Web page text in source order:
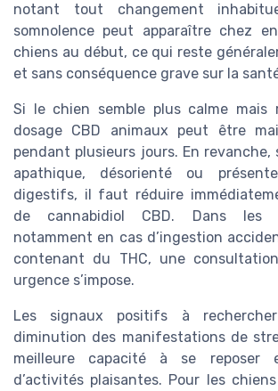
notant tout changement
somnolence peut apparaître chez
chiens au début, ce qui reste
et sans conséquence grave sur la
Si le chien semble plus calme mais
dosage CBD animaux peut être
pendant plusieurs jours. En revanche,
apathique, désorienté ou
digestifs, il faut réduire
de cannabidiol CBD. Dans les
notamment en cas d’ingestion
contenant du THC, une
urgence s’impose.
Les signaux positifs à
diminution des manifestations de
meilleure capacité à se reposer
d’activités plaisantes. Pour les